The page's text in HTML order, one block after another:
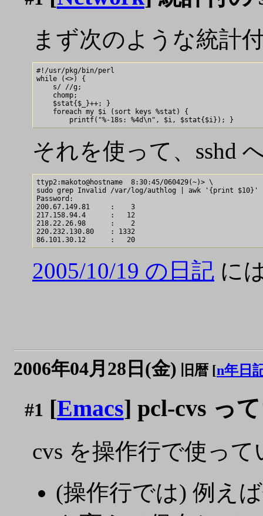
まず次のような統計
#!/usr/pkg/bin/perl
while (<>) {
    s/ //g;
    chomp;
    $stat{$_}++; }
    foreach my $i (sort keys %stat) {
それを使って、sshd
ttyp2:makoto@hostname  8:30:45/060429(~)> \
sudo grep Invalid /var/log/authlog | awk '{print
Password:
200.67.149.81     :    3
217.158.94.4      :   12
218.22.26.98      :    2
220.232.130.80    : 1332
2005/10/19 の日記 に
2006年04月28日(金) 旧暦 [n年日
#1 [Emacs] pcl-cvs っ
cvs を操作行で使っ
(操作行では) 例え